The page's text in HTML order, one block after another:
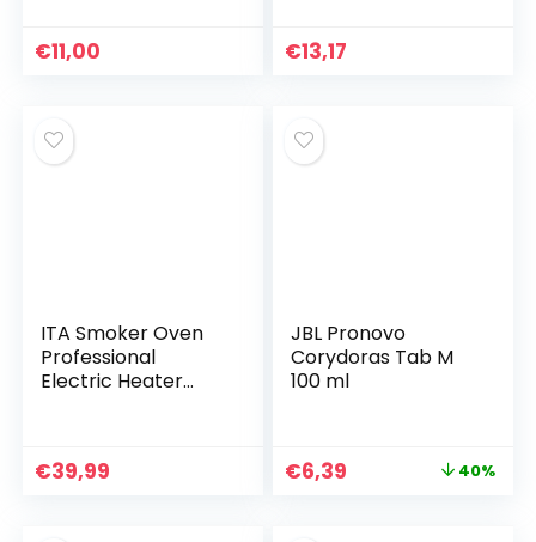
recyceltem
Kunststoff, für
€11,00 €13,17
ITA Smoker Oven
Professional
Electric Heater
Cabinets and
€39,99
JBL Pronovo
Corydoras Tab M
100 ml
€6,39 40%